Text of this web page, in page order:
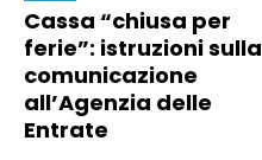
Cassa “chiusa per
ferie”: istruzioni sulla
comunicazione
all’Agenzia delle
Entrate